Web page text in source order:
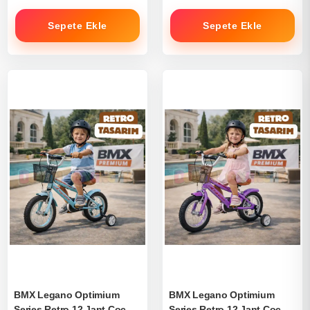
Sepete Ekle Sepete Ekle
BMX Legano Optimium
BMX Legano Optimium